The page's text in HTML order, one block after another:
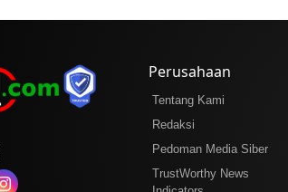
Perusahaan
Tentang Kami
Redaksi
Pedoman Media Siber
TrustWorthy News